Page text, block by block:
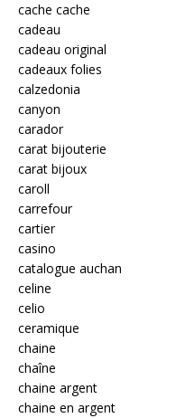
cache cache
cadeau
cadeau original
cadeaux folies
calzedonia
canyon
carador
carat bijouterie
carat bijoux
caroll
carrefour
cartier
casino
catalogue auchan
celine
celio
ceramique
chaine
chaîne
chaine argent
chaine en argent